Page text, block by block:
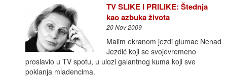
TV SLIKE I PRILIKE: Štednja
kao azbuka života
20 Nov 2009
Malim ekranom jezdi glumac Nenad
Jezdić koji se svojevremeno
proslavio u TV spotu, u ulozi galantnog kuma koji sve
poklanja mladencima.